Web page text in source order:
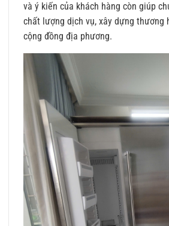
và ý kiến của khách hàng còn giúp
chất lượng dịch vụ, xây dựng thương
cộng đồng địa phương.